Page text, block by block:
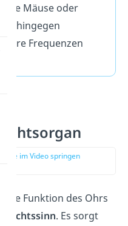
wie Mäuse oder
hingegen
Frequenzen
Stelle im Video springen
Funktion des Ohrs
. Es sorgt